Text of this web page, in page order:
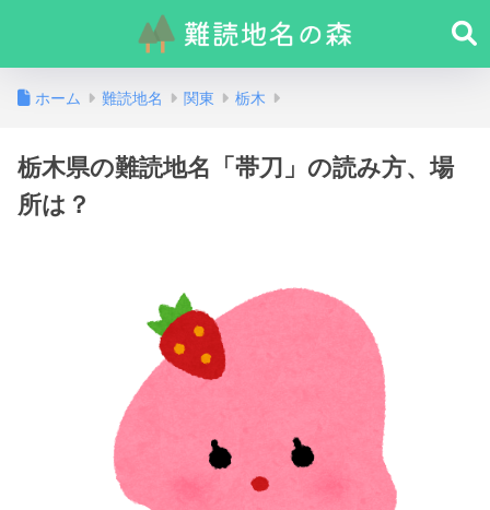
ホーム 難読地名 関東 栃木
栃木県の難読地名「帯刀」の読み方、場
所は？